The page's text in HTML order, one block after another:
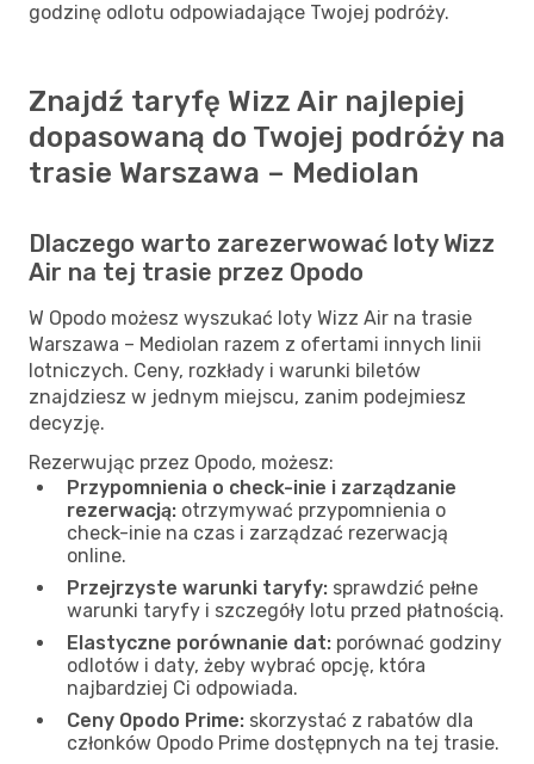
godzinę odlotu odpowiadające Twojej podróży.
Znajdź taryfę Wizz Air najlepiej
dopasowaną do Twojej podróży na
trasie Warszawa – Mediolan
Dlaczego warto zarezerwować loty Wizz
Air na tej trasie przez Opodo
W Opodo możesz wyszukać loty Wizz Air na trasie
Warszawa – Mediolan razem z ofertami innych linii
lotniczych. Ceny, rozkłady i warunki biletów
znajdziesz w jednym miejscu, zanim podejmiesz
decyzję.
Rezerwując przez Opodo, możesz:
Przypomnienia o check-inie i zarządzanie
rezerwacją: otrzymywać przypomnienia o
check-inie na czas i zarządzać rezerwacją
online.
Przejrzyste warunki taryfy: sprawdzić pełne
warunki taryfy i szczegóły lotu przed płatnością.
Elastyczne porównanie dat: porównać godziny
odlotów i daty, żeby wybrać opcję, która
najbardziej Ci odpowiada.
Ceny Opodo Prime: skorzystać z rabatów dla
członków Opodo Prime dostępnych na tej trasie.